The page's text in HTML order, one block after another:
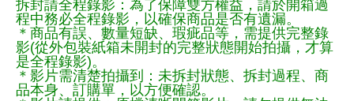
拆封請全程錄影：為了保障雙方權益，請於開箱過
程中務必全程錄影，以確保商品是否有遺漏。
＊商品有誤、數量短缺、瑕疵品等，需提供完整錄
影(從外包裝紙箱未開封的完整狀態開始拍攝，才算
是全程錄影)。
＊影片需清楚拍攝到：未拆封狀態、拆封過程、商
品本身、訂購單，以方便確認。